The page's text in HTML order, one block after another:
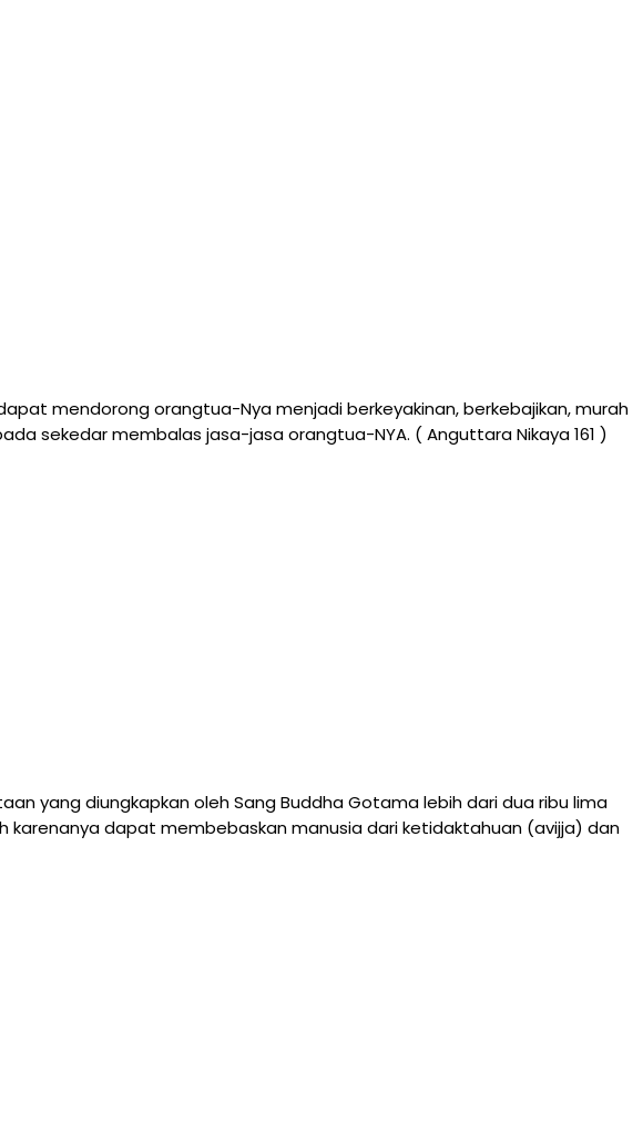
mendorong orangtua-Nya menjadi berkeyakinan, berkebajikan, murah
sekedar membalas jasa-jasa orangtua-NYA. ( Anguttara Nikaya 161 )
yang diungkapkan oleh Sang Buddha Gotama lebih dari dua ribu lima
karenanya dapat membebaskan manusia dari ketidaktahuan (avijja) dan